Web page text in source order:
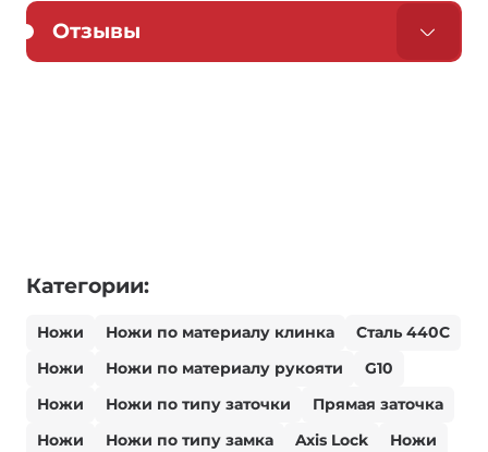
Отзывы
Категории:
Ножи Ножи по материалу клинка
Сталь 440С
Ножи
Ножи по материалу рукояти
G10
Ножи
Ножи по типу заточки
Прямая заточка
Ножи
Ножи по типу замка Axis Lock
Ножи